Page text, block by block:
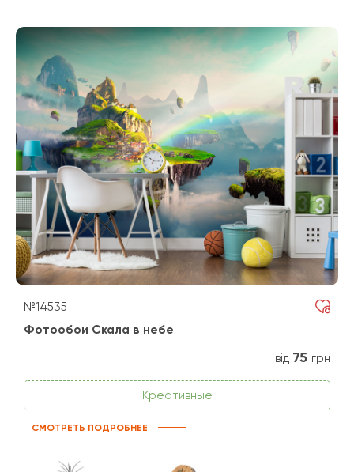
№14535
Фотообои Скала в небе
від 75 грн
Креативные
СМОТРЕТЬ ПОДРОБНЕЕ